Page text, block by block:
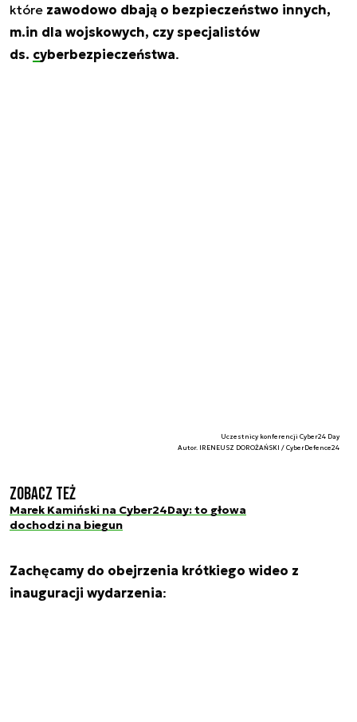
które zawodowo dbają o bezpieczeństwo innych,
m.in dla wojskowych, czy specjalistów
ds. cyberbezpieczeństwa.
Uczestnicy konferencji Cyber24 Day
Autor. IRENEUSZ DOROŻAŃSKI / CyberDefence24
Zobacz też
Marek Kamiński na Cyber24Day: to głowa
dochodzi na biegun
Zachęcamy do obejrzenia krótkiego wideo z
inauguracji wydarzenia: